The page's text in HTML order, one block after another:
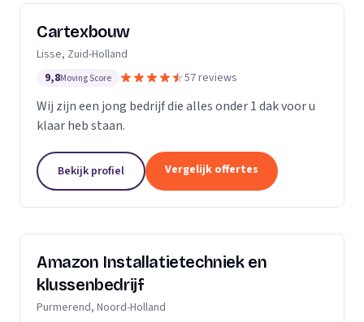
Cartexbouw
Lisse, Zuid-Holland
9,8Moving Score 57 reviews
Wij zijn een jong bedrijf die alles onder 1 dak voor u
klaar heb staan.
Bekijk profiel Vergelijk offertes
Amazon Installatietechniek en
klussenbedrijf
Purmerend, Noord-Holland